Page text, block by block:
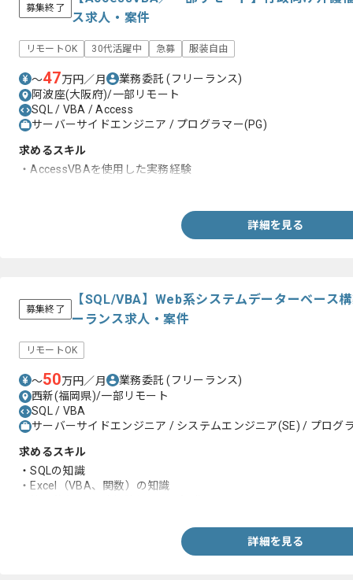
募集終了
ス求人・案件
リモートOK 30代活躍中 急募 服装自由
〜47万円／月 業務委託(フリーランス)
阿波座(大阪府)/一部リモート
SQL / VBA / Access
サーバーサイドエンジニア / プログラマー(PG)
求めるスキル
・AccessVBAを使用した実務経験
詳細を見る
募集終了
【SQL/VBA】Web系システムデーターベース
ーランス求人・案件
リモートOK
〜50万円／月 業務委託(フリーランス)
西新(福岡県)/一部リモート
SQL / VBA
サーバーサイドエンジニア / システムエンジニア(SE) / プログ
求めるスキル
・SQLの知識
・Excel（VBA、関数）の知識
詳細を見る